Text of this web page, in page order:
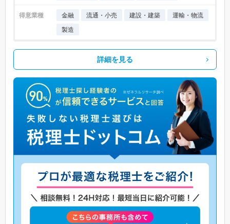
得意業種 金融 流通・小売 建設・建築
運輸・物流
製造
詳細を見る